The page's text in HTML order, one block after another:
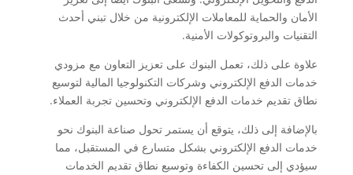
الأمان والحماية للمعاملات الإلكترونية من خلال تبني أحدث
التقنيات والبروتوكولات الأمنية.
علاوة على ذلك، تعمل البنوك على تعزيز التعاون مع مزودي
خدمات الدفع الإلكتروني وشركات التكنولوجيا المالية لتوسيع
نطاق تقديم خدمات الدفع الإلكتروني وتحسين تجربة العملاء.
بالإضافة إلى ذلك، يتوقع أن يستمر تحول صناعة البنوك نحو
خدمات الدفع الإلكتروني بشكل متسارع في المستقبل، مما
سيؤدي إلى تحسين الكفاءة وتوسيع نطاق تقديم الخدمات